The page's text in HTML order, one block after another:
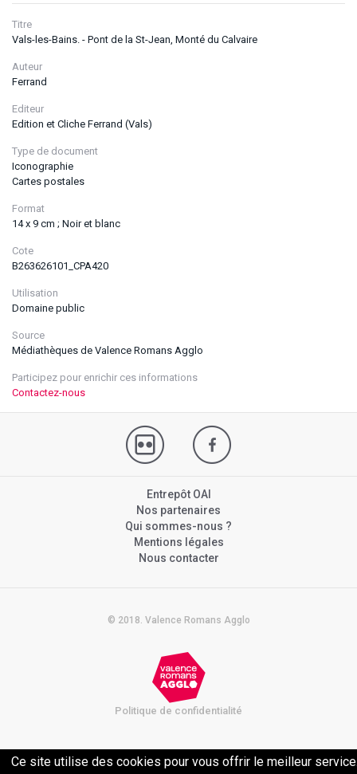
Titre
Vals-les-Bains. - Pont de la St-Jean, Monté du Calvaire
Auteur
Ferrand
Editeur
Edition et Cliche Ferrand (Vals)
Type de document
Iconographie
Cartes postales
Format
14 x 9 cm ; Noir et blanc
Cote
B263626101_CPA420
Utilisation
Domaine public
Source
Médiathèques de Valence Romans Agglo
Participez pour enrichir ces informations
Contactez-nous
Entrepôt OAI
Nos partenaires
Qui sommes-nous ?
Mentions légales
Nous contacter
© 2018. Valence Romans Agglo
Politique de confidentialité
Ce site utilise des cookies pour vous offrir le meilleur